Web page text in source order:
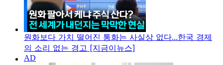
원화보다 가치 떨어진 통화는 사실상 없다...한국 경제
의 소리 없는 경고 [지금이뉴스]